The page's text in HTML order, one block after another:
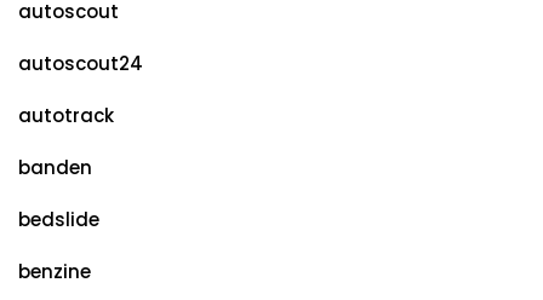
autoscout
autoscout24
autotrack
banden
bedslide
benzine